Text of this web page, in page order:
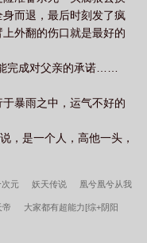
而退，最后时刻发了疯
外翻的伤口就是最好的
完成对父亲的承诺……
暴雨之中，运气不好的
，是一个人，高他一头，
元 妖天传说 凰兮凰兮从我
帝 大家都有超能力[综+阴阳